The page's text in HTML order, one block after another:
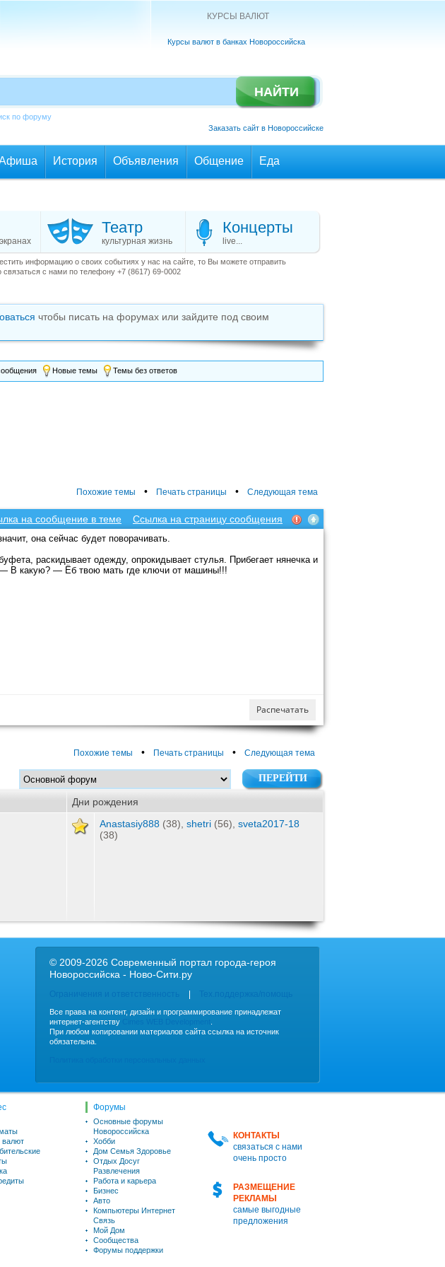
КУРСЫ ВАЛЮТ
Курсы валют в банках Новороссийска
по форуму
Заказать сайт в Новороссийске
История Объявления Общение Еда
Театр
культурная жизнь
Концерты
live...
информацию о своих событиях у нас на сайте, то Вы можете отправить
с нами по телефону +7 (8617) 69-0002
чтобы писать на форумах или зайдите под своим
Новые темы Темы без ответов
Похожие темы • Печать страницы • Следующая тема
на сообщение в теме Ссылка на страницу сообщения
она сейчас будет поворачивать.
раскидывает одежду, опрокидывает стулья. Прибегает нянечка и
В какую? — Ёб твою мать где ключи от машины!!!
Распечатать
Похожие темы • Печать страницы • Следующая тема
Дни рождения
Anastasiy888 (38), shetri (56), sveta2017-18
(38)
© 2009-2026 Современный портал города-героя
Новороссийска - Ново-Сити.ру
Все права на контент, дизайн и программирование принадлежат
интернет-агентству
При любом копировании материалов сайта ссылка на источник
обязательна.
КОНТАКТЫ
связаться с нами
очень просто
РАЗМЕЩЕНИЕ
РЕКЛАМЫ
самые выгодные
предложения
валют
Форумы
Основные форумы
Новороссийска
Хобби
Дом Семья Здоровье
Отдых Досуг
Развлечения
Работа и карьера
Бизнес
Авто
Компьютеры Интернет
Связь
Мой Дом
Сообщества
Форумы поддержки